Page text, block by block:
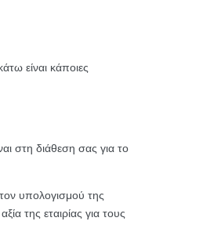
είναι κάποιες
στη διάθεση σας για το
υπολογισμού της
της εταιρίας για τους